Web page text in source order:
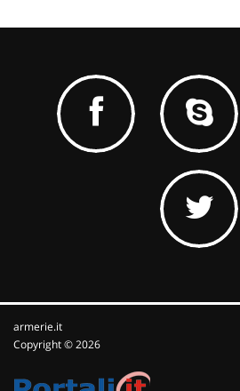
armerie.it
Copyright © 2026